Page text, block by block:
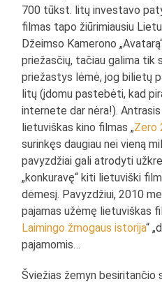
700 tūkst. litų investavo
filmas tapo žiūrimiausiu
Džeimso Kamerono
priežasčių, tačiau galima tik
priežastys lėmė, jog bilietų
litų (įdomu pastebėti, kad
internete dar nėra!).
lietuviškas kino filmas „Zero
surinkęs daugiau nei vieną
pavyzdžiai gali atrodyti
„konkuravę“ kiti lietuviški
dėmesį. Pavyzdžiui, 2010
pajamas užėmę lietuviškas
Laimingo žmogaus istorija“
pajamomis…
Šviežias žemyn besiritančio